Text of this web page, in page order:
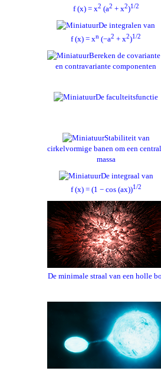
f (x) = x2 (a2 + x2)1/2
De integralen van
f (x) = xn (−a2 + x2)1/2
Bereken de
en contravariante componenten
De faculteitsfunctie
Stabiliteit van
cirkelvormige banen om een
massa
De integraal van
f (x) = (1 − cos (ax))1/2
De minimale straal van een holle